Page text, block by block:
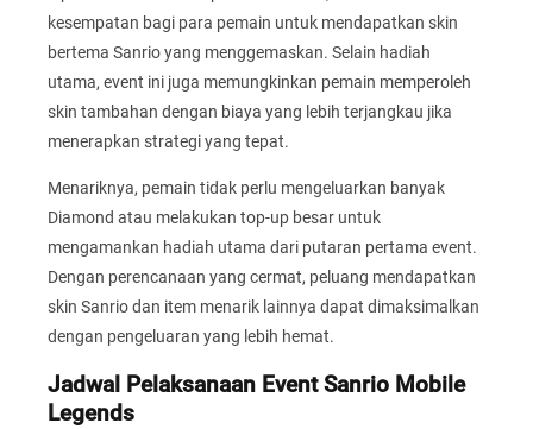
kesempatan bagi para pemain untuk mendapatkan skin
bertema Sanrio yang menggemaskan. Selain hadiah
utama, event ini juga memungkinkan pemain memperoleh
skin tambahan dengan biaya yang lebih terjangkau jika
menerapkan strategi yang tepat.
Menariknya, pemain tidak perlu mengeluarkan banyak
Diamond atau melakukan top-up besar untuk
mengamankan hadiah utama dari putaran pertama event.
Dengan perencanaan yang cermat, peluang mendapatkan
skin Sanrio dan item menarik lainnya dapat dimaksimalkan
dengan pengeluaran yang lebih hemat.
Jadwal Pelaksanaan Event Sanrio Mobile
Legends